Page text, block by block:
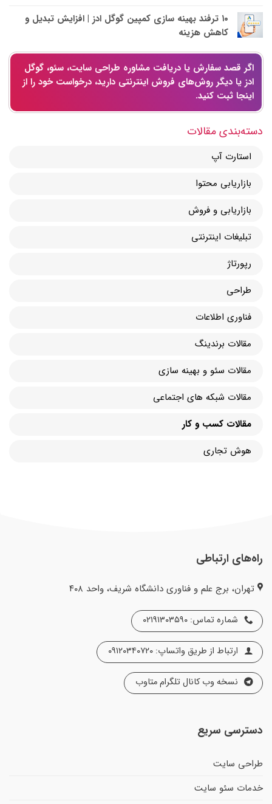
۱۰ ترفند بهینه سازی کمپین گوگل ادز | افزایش تبدیل و
کاهش هزینه
اگر قصد سفارش یا دریافت مشاوره طراحی سایت، سئو، گوگل
ادز یا دیگر روش‌های فروش اینترنتی دارید، درخواست خود را از
اینجا ثبت کنید.
دسته‌بندی مقالات
استارت آپ
بازاریابی محتوا
بازاریابی و فروش
تبلیغات اینترنتی
رپورتاژ
طراحی
فناوری اطلاعات
مقالات برندینگ
مقالات سئو و بهینه سازی
مقالات شبکه های اجتماعی
مقالات کسب و کار
هوش تجاری
راه‌های ارتباطی
تهران، برج علم و فناوری دانشگاه شریف، واحد ۴۰۸
شماره تماس: ۰۲۱۹۱۳۰۳۵۹۰
ارتباط از طریق واتساپ: ۰۹۱۲۰۳۴۰۷۲۰
نسخه وب کانال تلگرام متاوب
دسترسی سریع
طراحی سایت
خدمات سئو سایت